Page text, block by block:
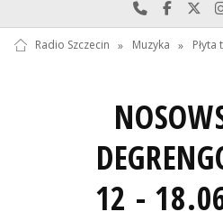
Najlepiej po
Radio Szczecin » Muzyka »
12 -